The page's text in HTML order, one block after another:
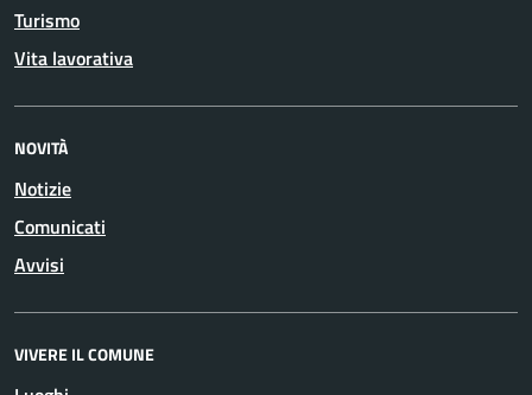
Turismo
Vita lavorativa
NOVITÀ
Notizie
Comunicati
Avvisi
VIVERE IL COMUNE